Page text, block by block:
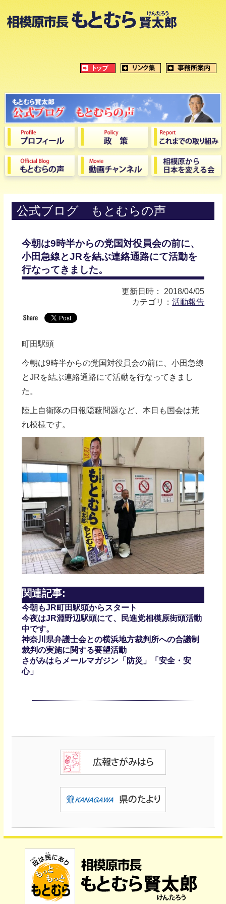
公式ブログ もとむらの声
今朝は9時半からの党国対役員会の前に、
小田急線とJRを結ぶ連絡通路にて活動を
行なってきました。
更新日時： 2018/04/05
カテゴリ：活動報告
町田駅頭
今朝は9時半からの党国対役員会の前に、小田急線
とJRを結ぶ連絡通路にて活動を行なってきまし
た。
陸上自衛隊の日報隠蔽問題など、本日も国会は荒
れ模様です。
関連記事:
今朝もJR町田駅頭からスタート
今夜はJR淵野辺駅頭にて、民進党相模原街頭活動
中です。
神奈川県弁護士会との横浜地方裁判所への合議制
裁判の実施に関する要望活動
さがみはらメールマガジン「防災」「安全・安
心」